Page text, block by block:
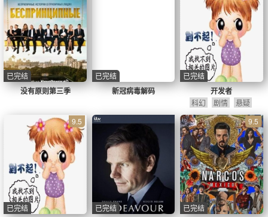
没有原则第三季
已完结
新冠病毒解码
已完结
开发者
已完结
科幻 剧情 悬疑
9.5
已完结 已完结
9.5
已完结